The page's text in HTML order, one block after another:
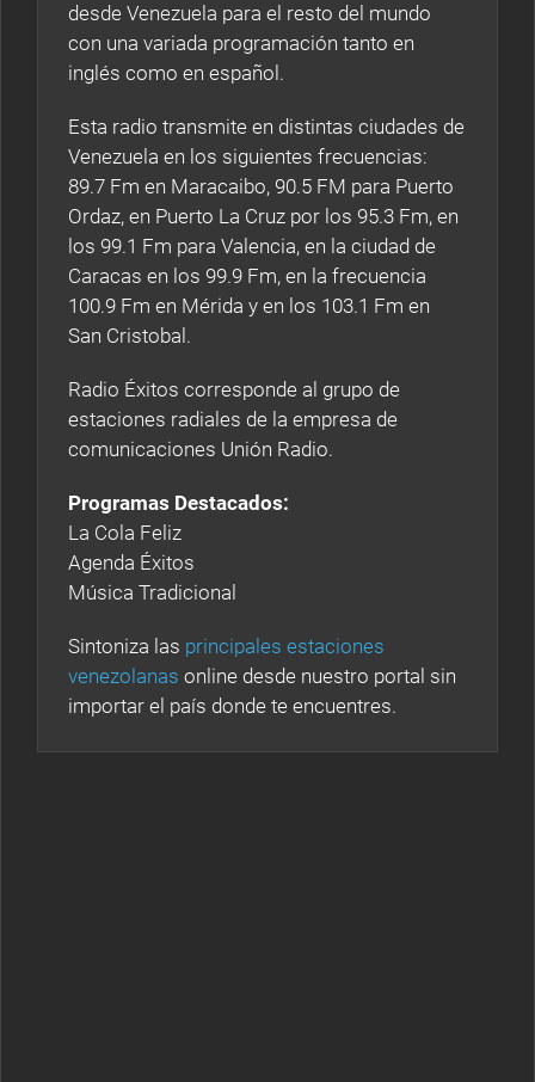
desde Venezuela para el resto del mundo
con una variada programación tanto en
inglés como en español.
Esta radio transmite en distintas ciudades de
Venezuela en los siguientes frecuencias:
89.7 Fm en Maracaibo, 90.5 FM para Puerto
Ordaz, en Puerto La Cruz por los 95.3 Fm, en
los 99.1 Fm para Valencia, en la ciudad de
Caracas en los 99.9 Fm, en la frecuencia
100.9 Fm en Mérida y en los 103.1 Fm en
San Cristobal.
Radio Éxitos corresponde al grupo de
estaciones radiales de la empresa de
comunicaciones Unión Radio.
Programas Destacados:
La Cola Feliz
Agenda Éxitos
Música Tradicional
Sintoniza las principales estaciones
venezolanas online desde nuestro portal sin
importar el país donde te encuentres.